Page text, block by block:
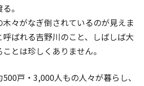
。
々がなぎ倒されているのが見えま
ばれる吉野川のこと、しばしば大
とは珍しくありません。
戸・3,000人もの人々が暮らし、